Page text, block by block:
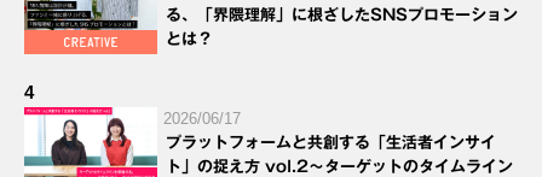
る、「界隈理解」に根ざしたSNSプロモーション
とは？
4
2026/06/17
プラットフォームと共創する「生活者インサイ
ト」の捉え方 vol.2～ターゲットのタイムライン